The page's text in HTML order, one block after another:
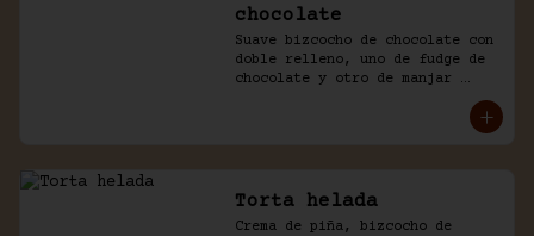
chocolate
Suave bizcocho de chocolate con
doble relleno, uno de fudge de
chocolate y otro de manjar
blanco. Cubierto en más fudge y
Torta helada
Crema de piña, bizcocho de